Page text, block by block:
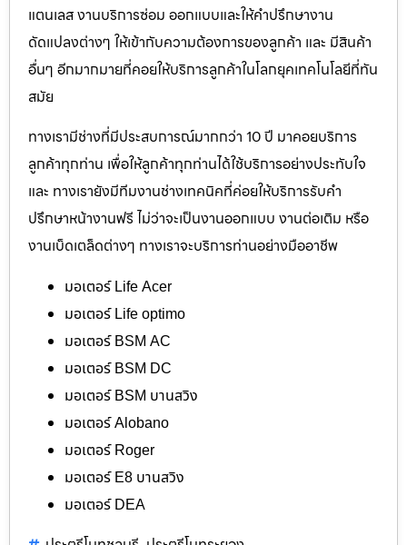
แตนเลส งานบริการซ่อม ออกแบบและให้คำปรึกษางาน
ดัดแปลงต่างๆ ให้เข้ากับความต้องการของลูกค้า และ มีสินค้า
อื่นๆ อีกมากมายที่คอยให้บริการลูกค้าในโลกยุคเทคโนโลยีที่ทัน
สมัย
ทางเรามีช่างที่มีประสบการณ์มากกว่า 10 ปี มาคอยบริการ
ลูกค้าทุกท่าน เพื่อให้ลูกค้าทุกท่านได้ใช้บริการอย่างประทับใจ
และ ทางเรายังมีทีมงานช่างเทคนิคที่ค่อยให้บริการรับคำ
ปรึกษาหน้างานฟรี ไม่ว่าจะเป็นงานออกแบบ งานต่อเติม หรือ
งานเบ็ดเตล็ดต่างๆ ทางเราจะบริการท่านอย่างมืออาชีพ
มอเตอร์ Life Acer
มอเตอร์ Life optimo
มอเตอร์ BSM AC
มอเตอร์ BSM DC
มอเตอร์ BSM บานสวิง
มอเตอร์ Alobano
มอเตอร์ Roger
มอเตอร์ E8 บานสวิง
มอเตอร์ DEA